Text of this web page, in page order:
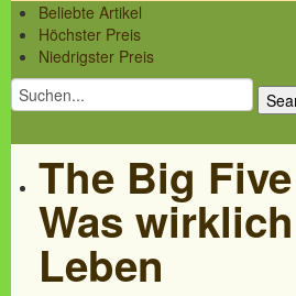
Beliebte Artikel
Höchster Preis
Niedrigster Preis
Search
for:
The Big
Was
Leben